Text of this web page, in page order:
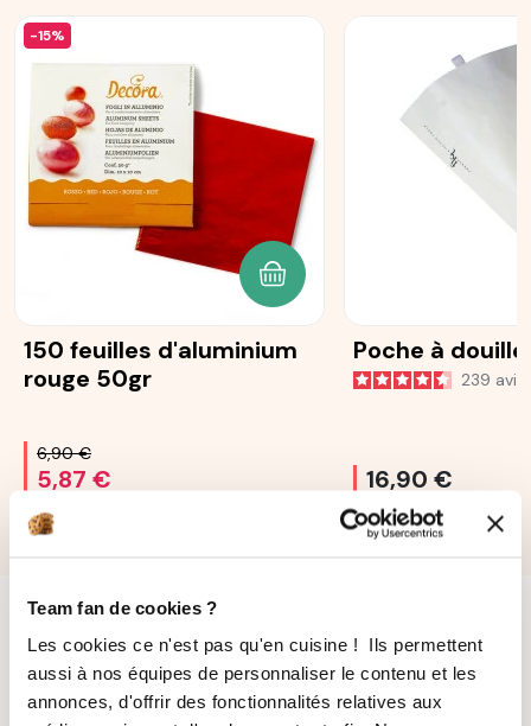
Team fan de cookies ?
Les cookies ce n'est pas qu'en cuisine ! Ils permettent
aussi à nos équipes de personnaliser le contenu et les
annonces, d'offrir des fonctionnalités relatives aux
-15%
150 feuilles d'aluminium
rouge 50gr
6,90 €
5,87 €
AJOUTER AU PANIER
Poche à
239 avis
16,90 €